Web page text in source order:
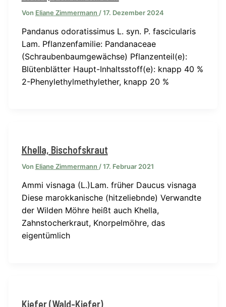
Von Eliane Zimmermann /17. Dezember 2024
Pandanus odoratissimus L. syn. P. fascicularis
Lam. Pflanzenfamilie: Pandanaceae
(Schraubenbaumgewächse) Pflanzenteil(e):
Blütenblätter Haupt-Inhaltsstoff(e): knapp 40 %
2-Phenylethylmethylether, knapp 20 %
Khella, Bischofskraut
Von Eliane Zimmermann /17. Februar 2021
Ammi visnaga (L.)Lam. früher Daucus visnaga
Diese marokkanische (hitzeliebnde) Verwandte
der Wilden Möhre heißt auch Khella,
Zahnstocherkraut, Knorpelmöhre, das
eigentümlich
Kiefer (Wald-Kiefer)